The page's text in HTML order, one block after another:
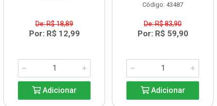
De: R$ 18,89
Por: R$ 12,99
Adicionar
Código: 43487
De: R$ 83,90
Por: R$ 59,90
Adicionar